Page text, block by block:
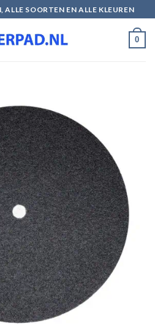
ALLE SOORTEN EN ALLE KLEUREN
0